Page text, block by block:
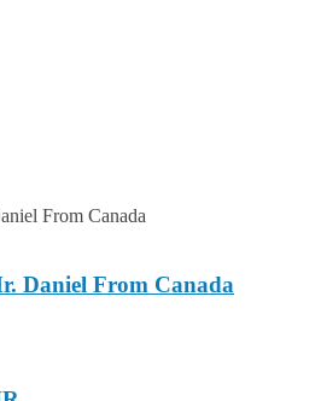
Daniel From Canada